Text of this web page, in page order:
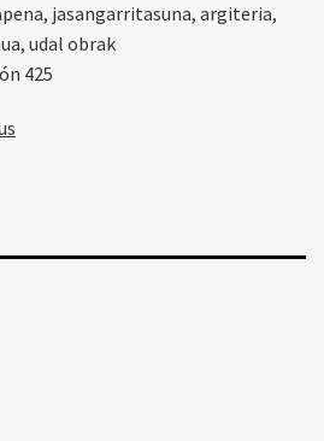
jasangarritasuna, argiteria,
udal obrak
425